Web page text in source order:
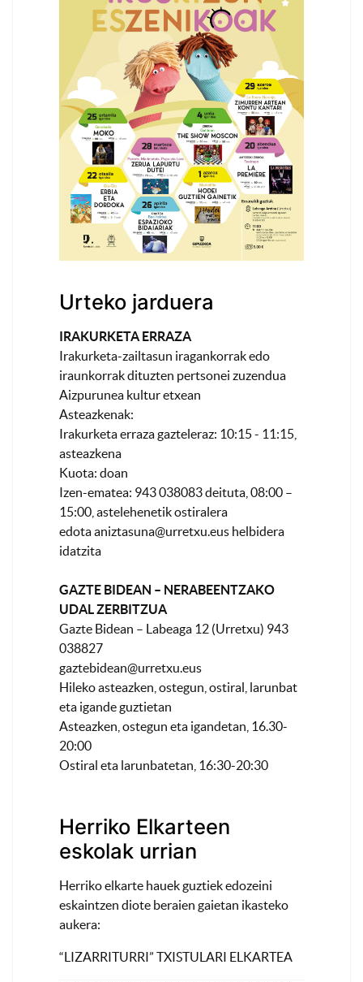
Urteko jarduera
IRAKURKETA ERRAZA
Irakurketa-zailtasun iragankorrak edo
iraunkorrak dituzten pertsonei zuzendua
Aizpurunea kultur etxean
Asteazkenak:
Irakurketa erraza gazteleraz: 10:15 - 11:15,
asteazkena
Kuota: doan
Izen-ematea: 943 038083 deituta, 08:00 –
15:00, astelehenetik ostiralera
edotaaniztasuna@urretxu.eus helbidera
idatzita
GAZTE BIDEAN – NERABEENTZAKO
UDAL ZERBITZUA
Gazte Bidean – Labeaga 12 (Urretxu) 943
038827
gaztebidean@urretxu.eus
Hileko asteazken, ostegun, ostiral, larunbat
eta igande guztietan
Asteazken, ostegun eta igandetan, 16.30-
20:00
Ostiral eta larunbatetan, 16:30-20:30
Herriko Elkarteen
eskolak urrian
Herriko elkarte hauek guztiek edozeini
eskaintzen diote beraien gaietan ikasteko
aukera:
“LIZARRITURRI” TXISTULARI ELKARTEA